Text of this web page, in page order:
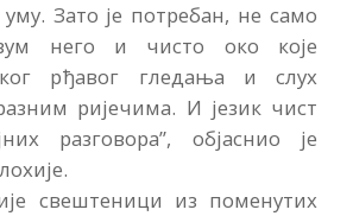
Зато је потребан, не само
него и чисто око које
рђавог гледања и слух
ријечима. И језик чист
разговора”, објаснио је
свештеници из поменутих